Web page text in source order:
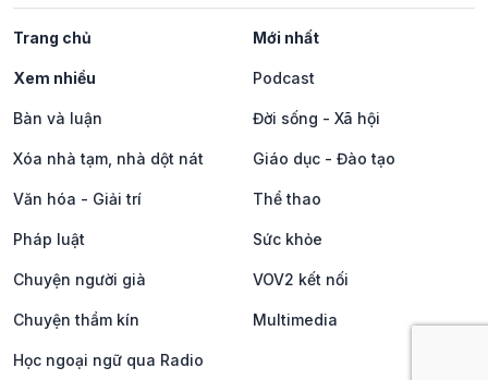
Trang chủ Mới nhất
Xem nhiều Podcast
Bàn và luận Đời sống - Xã hội
Xóa nhà tạm, nhà dột nát Giáo dục - Đào tạo
Văn hóa - Giải trí Thể thao
Pháp luật Sức khỏe
Chuyện người già VOV2 kết nối
Chuyện thầm kín Multimedia
Học ngoại ngữ qua Radio